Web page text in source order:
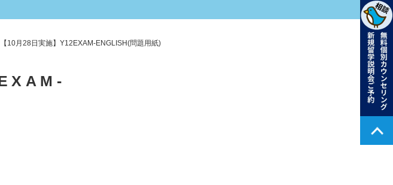
【10月28日実施】Y12EXAM-ENGLISH(問題用紙)